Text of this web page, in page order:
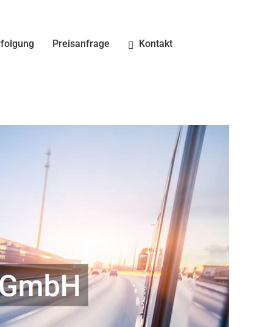
Preisanfrage Kontakt